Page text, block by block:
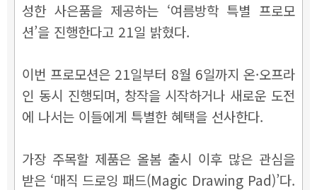
성한 사은품을 제공하는 ‘여름방학 특별 프로모
션’을 진행한다고 21일 밝혔다.
이번 프로모션은 21일부터 8월 6일까지 온·오프라
인 동시 진행되며, 창작을 시작하거나 새로운 도전
에 나서는 이들에게 특별한 혜택을 선사한다.
가장 주목할 제품은 올봄 출시 이후 많은 관심을
받은 ‘매직 드로잉 패드(Magic Drawing Pad)’다.